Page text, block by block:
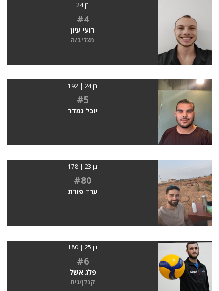
בן 24
#4
רועי עיון
מצליב/ה
בן 24 | 192
#5
יובל נמדר
בן 23 | 178
#80
ערד פורת
בן 25 | 180
#6
פלג אשל
קבלן/נית